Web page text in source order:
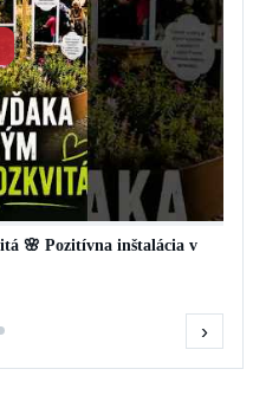
🌸 Pozitívna inštalácia v
›